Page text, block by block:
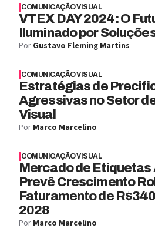
COMUNICAÇÃO VISUAL
VTEX DAY 2024: O
Iluminado por
Por Gustavo Fleming Martins
COMUNICAÇÃO VISUAL
Estratégias de
Agressivas no Setor
Visual
Por Marco Marcelino
COMUNICAÇÃO VISUAL
Mercado de
Prevê Crescimento
Faturamento de
2028
Por Marco Marcelino